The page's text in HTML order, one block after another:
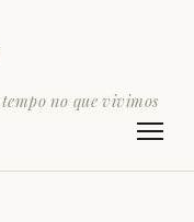
no que vivimos